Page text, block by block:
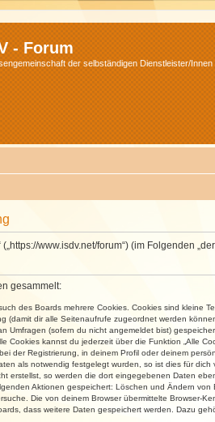
- Forum
der selbständigen Dienstleister/
www.isdv.net/forum“) (im Folgenden
gesammelt:
des Boards mehrere Cookies. Cookies sind
(damit dir alle Seitenaufrufe zugeordnet werden
Umfragen (sofern du nicht angemeldet bist)
Cookies kannst du jederzeit über die Funktion „Alle
der Registrierung, in deinem Profil oder deinem
als notwendig festgelegt wurden, so ist dies für dich
erstellst, so werden die dort eingegebenen Daten
Aktionen gespeichert: Löschen und Ändern
Die von deinem Browser übermittelte Browser-
dass weitere Daten gespeichert werden. Dazu